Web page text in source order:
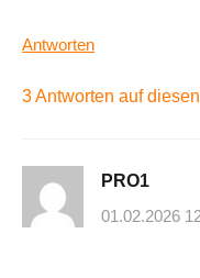
Antworten
3 Antworten auf
PRO1
01.02.2026